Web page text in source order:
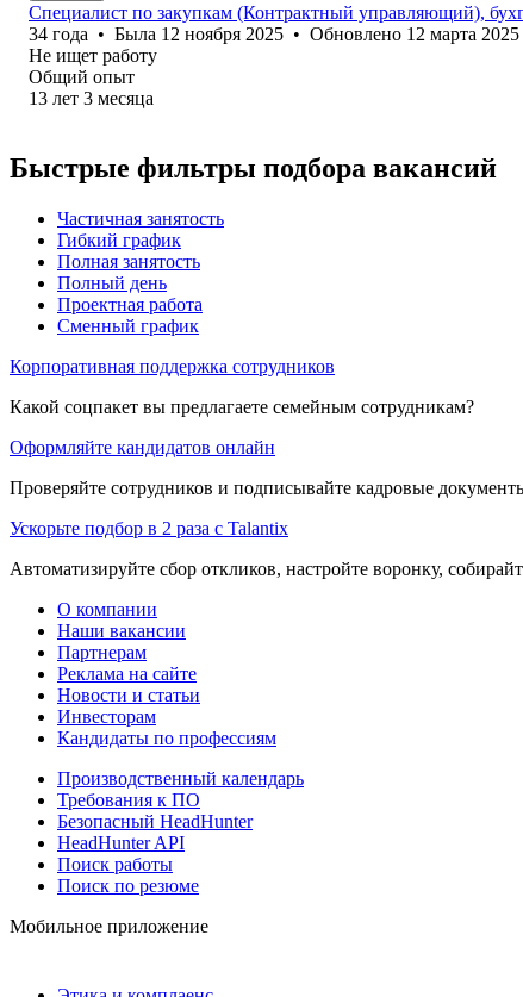
Специалист по закупкам (Контрактный управляющий),
34 года • Была 12 ноября 2025 • Обновлено 12 марта 2025
Не ищет работу
Общий опыт
13 лет 3 месяца
Быстрые фильтры подбора вакансий
Частичная занятость
Гибкий график
Полная занятость
Полный день
Проектная работа
Сменный график
Корпоративная поддержка сотрудников
Какой соцпакет вы предлагаете семейным сотрудникам?
Оформляйте кандидатов онлайн
Проверяйте сотрудников и подписывайте кадровые
Ускорьте подбор в 2 раза с Talantix
Автоматизируйте сбор откликов, настройте воронку,
О компании
Наши вакансии
Партнерам
Реклама на сайте
Новости и статьи
Инвесторам
Кандидаты по профессиям
Производственный календарь
Требования к ПО
Безопасный HeadHunter
HeadHunter API
Поиск работы
Поиск по резюме
Мобильное приложение